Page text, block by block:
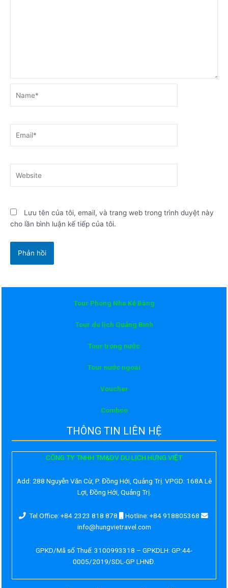
Lưu tên của tôi, email, và trang web trong trình duyệt này
cho lần bình luận kế tiếp của tôi.
Tour Phong Nha Kẻ Bàng
Tour du lịch Quảng Bình
Tour trong nước
Tour nước ngoài
Voucher
Comboo
THÔNG TIN LIÊN HỆ
CÔNG TY TNHH TM&DV DU LỊCH HƯNG VIỆT
Add: 288 Nguyễn Văn Cừ, P. Đồng Hới, Quảng Trị. VPGD: 168A Lê
Lợi, Đồng Hới, Quảng Trị.
Tel Office: +84 2323 818 878
Hotline: +84 918805368
info@hungvietravel.com
GPKD/Mã số Thuế: 3100993318 – GPKDLH: GP:44-
0005/2019/SDL-GP LHNĐ.